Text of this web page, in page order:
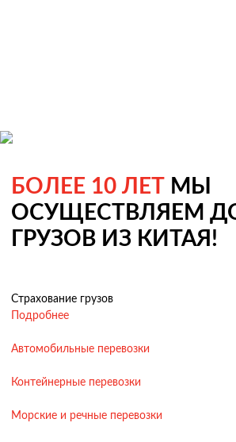
БОЛЕЕ 10 ЛЕТ МЫ
ОСУЩЕСТВЛЯЕМ
ГРУЗОВ ИЗ КИТАЯ!
Страхование грузов
Подробнее
Автомобильные перевозки
Контейнерные перевозки
Морские и речные перевозки